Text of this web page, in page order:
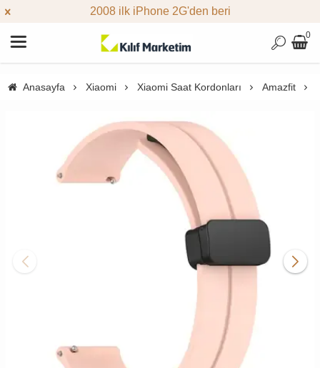
2008 ilk iPhone 2G'den beri
0
Anasayfa Xiaomi Xiaomi Saat Kordonları Amazfit